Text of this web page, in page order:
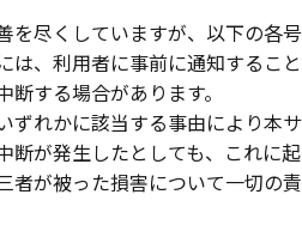
を尽くしていますが、以下の各号
は、利用者に事前に通知すること
する場合があります。
ずれかに該当する事由により本サ
断が発生したとしても、これに起
者が被った損害について一切の責